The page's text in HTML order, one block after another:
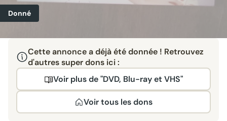
Donné
Cette annonce a déjà été donnée ! Retrouvez
d'autres super dons ici :
Voir plus de "DVD, Blu-ray et VHS"
Voir tous les dons